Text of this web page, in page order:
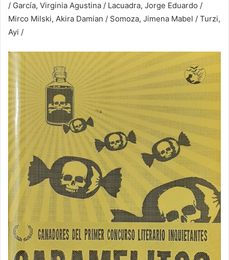
/ García, Virginia Agustina / Lacuadra, Jorge Eduardo /
Mirco Milski, Akira Damian / Somoza, Jimena Mabel / Turzi,
Ayi /